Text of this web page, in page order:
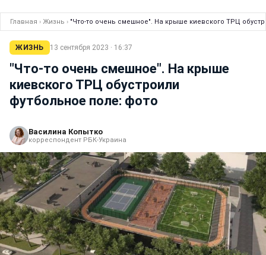
Главная › Жизнь › "Что-то очень смешное". На крыше киевского ТРЦ
ЖИЗНЬ 13 сентября 2023 · 16:37
"Что-то очень смешное". На крыше
киевского ТРЦ обустроили
футбольное поле: фото
Василина Копытко
корреспондент РБК-Украина